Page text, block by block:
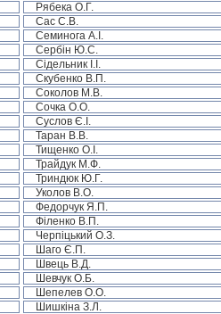
Рябека О.Г.
Сас С.В.
Семинога А.І.
Сербін Ю.С.
Сідельник І.І.
Скубенко В.П.
Соколов М.В.
Сочка О.О.
Суслов Є.І.
Таран В.В.
Тищенко О.І.
Трайдук М.Ф.
Триндюк Ю.Г.
Уколов В.О.
Федорчук Я.П.
Філенко В.П.
Черпіцький О.З.
Шаго Є.П.
Швець В.Д.
Шевчук О.Б.
Шепелев О.О.
Шишкіна З.Л.